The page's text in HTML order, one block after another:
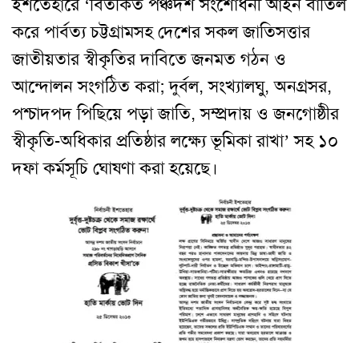
ইশতেহারে ‘বিতর্কিত পঞ্চদশ সংশোধনী আইন বাতিল
করে পার্বত্য চট্টগ্রামসহ দেশের সকল জাতিসত্তার
জাতীয়তার স্বীকৃতির দাবিতে জনমত গঠন ও
আন্দোলন সংগঠিত করা; দুর্বল, সংখ্যালঘু, অনগ্রসর,
পশ্চাদপদ পিছিয়ে পড়া জাতি, সম্প্রদায় ও জনগোষ্ঠীর
স্বীকৃতি-অধিকার প্রতিষ্ঠার লক্ষ্যে ভূমিকা রাখা’ সহ ১০
দফা কর্মসূচি ঘোষণা করা হয়েছে।